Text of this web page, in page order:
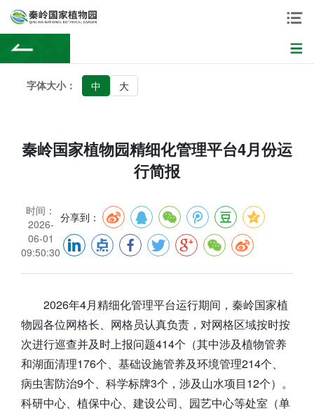
字体大小： 中 大
秦岭国家植物园精细化管理平台4月份运
行简报
时间：
2026-
06-01
09:50:30
分享到：
2026年4月精细化管理平台运行期间，秦岭国家植
物园各位网格长、网格员认真负责，对网格区域按时按
次进行巡查并及时上报问题414个（其中涉及植物管养
和湖面清理176个、基础设施管养及环境管理214个、
病虫害防治9个、科学标牌3个，涉及山水项目12个）。
科研中心、植保中心、建设公司、园艺中心等处室（单